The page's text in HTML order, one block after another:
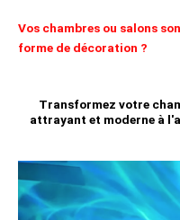
Vos chambres ou salons
forme de décoration ?
Transformez votre
attrayant et moderne à